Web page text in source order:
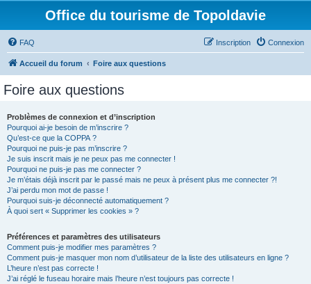
Office du tourisme de Topoldavie
FAQ Connexion
Inscription
Accueil du forum Foire aux questions
Foire aux questions
Problèmes de connexion et d’inscription
Pourquoi ai-je besoin de m’inscrire ?
Qu’est-ce que la COPPA ?
Pourquoi ne puis-je pas m’inscrire ?
Je suis inscrit mais je ne peux pas me connecter !
Pourquoi ne puis-je pas me connecter ?
Je m’étais déjà inscrit par le passé mais ne peux à présent plus me connecter ?!
J’ai perdu mon mot de passe !
Pourquoi suis-je déconnecté automatiquement ?
À quoi sert « Supprimer les cookies » ?
Préférences et paramètres des utilisateurs
Comment puis-je modifier mes paramètres ?
Comment puis-je masquer mon nom d’utilisateur de la liste des utilisateurs en ligne ?
L’heure n’est pas correcte !
J’ai réglé le fuseau horaire mais l’heure n’est toujours pas correcte !